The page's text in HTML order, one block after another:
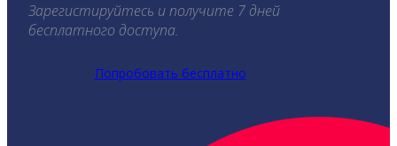
Зарегистируйтесь и получите 7 дней
бесплатного доступа.
Попробовать бесплатно